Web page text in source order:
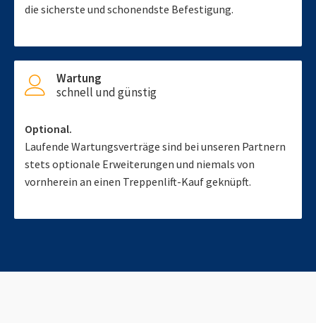
die sicherste und schonendste Befestigung.
Wartung
schnell und günstig
Optional.
Laufende Wartungsverträge sind bei unseren Partnern
stets optionale Erweiterungen und niemals von
vornherein an einen Treppenlift-Kauf geknüpft.